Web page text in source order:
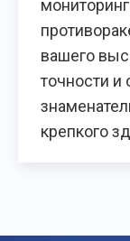
вашего
точности и
крепкого